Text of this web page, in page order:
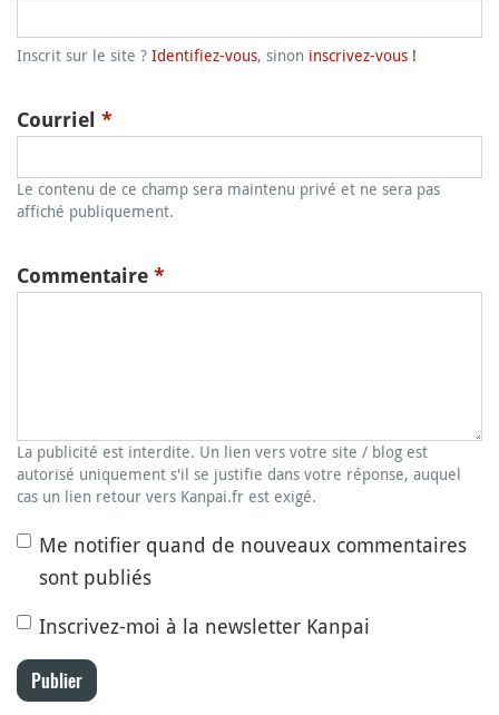
Inscrit sur le site ? Identifiez-vous, sinon inscrivez-vous !
Courriel *
Le contenu de ce champ sera maintenu privé et ne sera pas
affiché publiquement.
Commentaire *
La publicité est interdite. Un lien vers votre site / blog est
autorisé uniquement s'il se justifie dans votre réponse, auquel
cas un lien retour vers Kanpai.fr est exigé.
Me notifier quand de nouveaux commentaires
sont publiés
Inscrivez-moi à la newsletter Kanpai
Publier